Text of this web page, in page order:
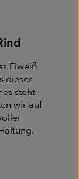
Eiweiß
dieser
steht
wir auf